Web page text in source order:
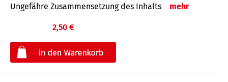
Ungefähre Zusammensetzung des Inhalts mehr
2,50 €